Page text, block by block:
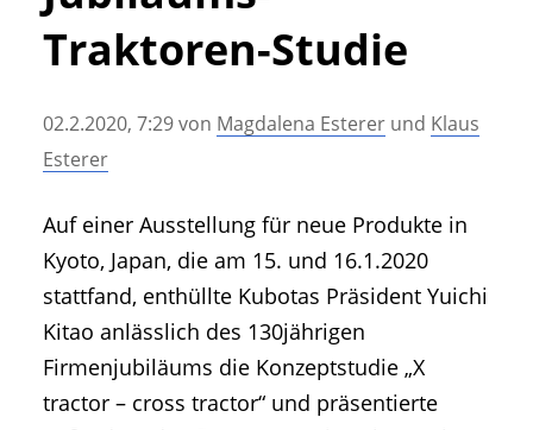
• Geschichte und Geschichten
• Messen und Veranstaltungen
• Agritechnica Neuheiten Archiv
• Artikel nach Hersteller/Marke
Traktoren-Studie
02.2.2020, 7:29von Magdalena Esterer und Klaus
Esterer
Auf einer Ausstellung für neue Produkte in
Kyoto, Japan, die am 15. und 16.1.2020
stattfand, enthüllte Kubotas Präsident Yuichi
Kitao anlässlich des 130jährigen
Firmenjubiläums die Konzeptstudie „X
tractor – cross tractor“ und präsentierte